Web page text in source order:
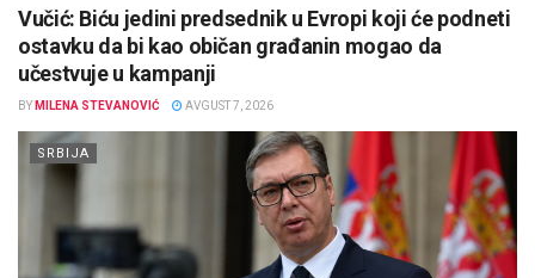
Vučić: Biću jedini predsednik u Evropi koji će podneti
ostavku da bi kao običan građanin mogao da
učestvuje u kampanji
BY MILENA STEVANOVIĆ AVGUST 7, 2026
SRBIJA